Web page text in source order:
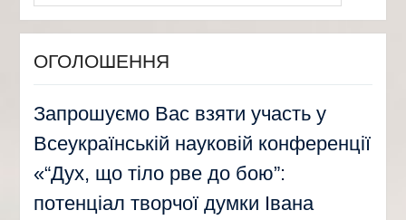
ОГОЛОШЕННЯ
Запрошуємо Вас взяти участь у
Всеукраїнській науковій конференції
«“Дух, що тіло рве до бою”:
потенціал творчої думки Івана